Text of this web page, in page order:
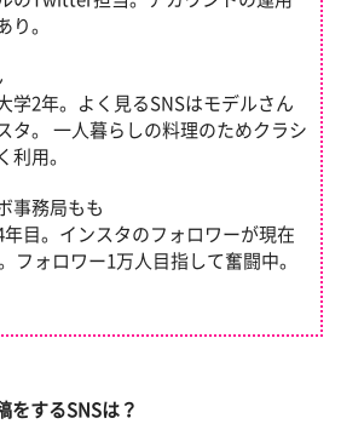
り。
学2年。よく見るSNSはモデルさん
タ。 一人暮らしの料理のためクラシ
利用。
事務局もも
年目。インスタのフォロワーが現在
フォロワー1万人目指して奮闘中。
をするSNSは？